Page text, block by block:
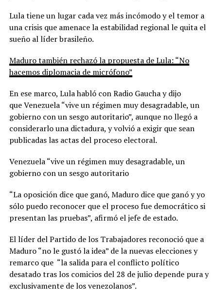
Lula tiene un lugar cada vez más incómodo y el temor a
una crisis que amenace la estabilidad regional le quita el
sueño al líder brasileño.
Maduro también rechazó la propuesta de Lula: “No
hacemos diplomacia de micrófono”
En ese marco, Lula habló con Radio Gaucha y dijo
que Venezuela “vive un régimen muy desagradable, un
gobierno con un sesgo autoritario”, aunque no llegó a
considerarlo una dictadura, y volvió a exigir que sean
publicadas las actas del proceso electoral.
Venezuela “vive un régimen muy desagradable, un
gobierno con un sesgo autoritario
“La oposición dice que ganó, Maduro dice que ganó y yo
sólo puedo reconocer que el proceso fue democrático si
presentan las pruebas”, afirmó el jefe de estado.
El líder del Partido de los Trabajadores reconoció que a
Maduro “no le gustó la idea” de la nuevas elecciones y
remarco que “la salida para el conflicto político
desatado tras los comicios del 28 de julio depende pura y
exclusivamente de los venezolanos”.